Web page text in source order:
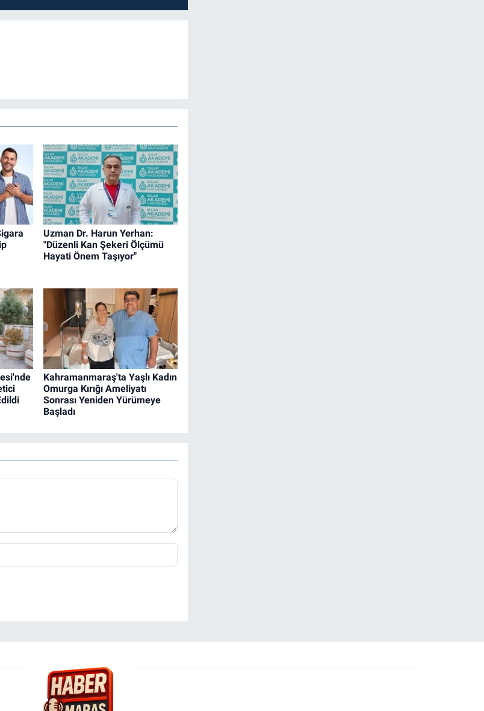
Uzman Dr. Harun Yerhan:
"Düzenli Kan Şekeri Ölçümü
Hayati Önem Taşıyor"
Kahramanmaraş'ta Yaşlı Kadın
Omurga Kırığı Ameliyatı
Sonrası Yeniden Yürümeye
Başladı